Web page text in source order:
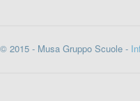
© 2015 - Musa Gruppo Scuole -